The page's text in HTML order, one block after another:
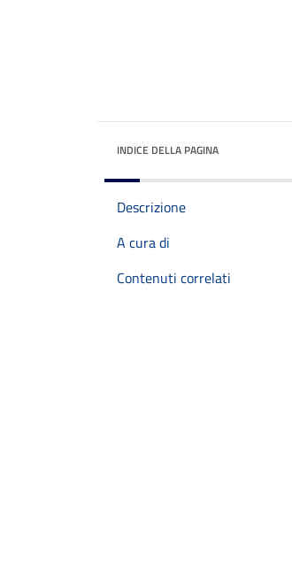
INDICE DELLA PAGINA
Descrizione
A cura di
Contenuti correlati